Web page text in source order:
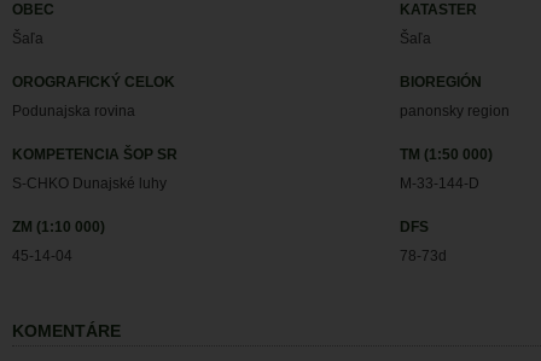
OBEC
Šaľa
KATASTER
Šaľa
OROGRAFICKÝ CELOK
Podunajska rovina
BIOREGIÓN
panonsky region
KOMPETENCIA ŠOP SR
S-CHKO Dunajské luhy
TM (1:50 000)
M-33-144-D
ZM (1:10 000)
45-14-04
DFS
78-73d
KOMENTÁRE